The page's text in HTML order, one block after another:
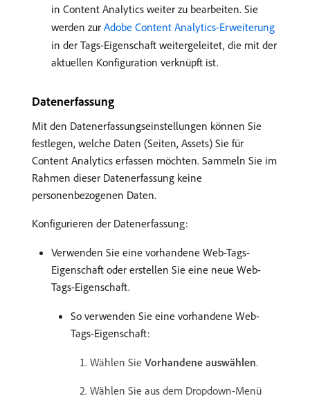
in Content Analytics weiter zu bearbeiten. Sie
werden zur Adobe Content Analytics-Erweiterung
in der Tags-Eigenschaft weitergeleitet, die mit der
aktuellen Konfiguration verknüpft ist.
Datenerfassung
Mit den Datenerfassungseinstellungen können Sie
festlegen, welche Daten (Seiten, Assets) Sie für
Content Analytics erfassen möchten. Sammeln Sie im
Rahmen dieser Datenerfassung keine
personenbezogenen Daten.
Konfigurieren der Datenerfassung:
Verwenden Sie eine vorhandene Web-Tags-
Eigenschaft oder erstellen Sie eine neue Web-
Tags-Eigenschaft.
So verwenden Sie eine vorhandene Web-
Tags-Eigenschaft:
Wählen Sie Vorhandene auswählen.
Wählen Sie aus dem Dropdown-Menü